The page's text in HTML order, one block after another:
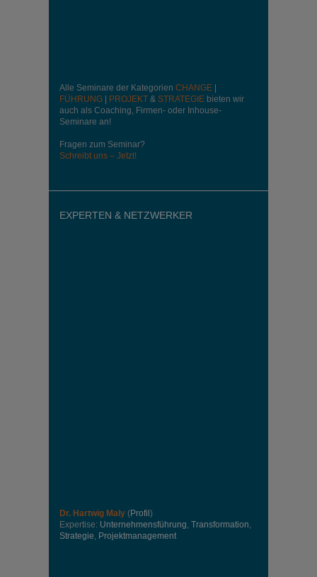
Alle Seminare der Kategorien CHANGE
FÜHRUNG
PROJEKT & STRATEGIE bieten wir
auch als Coaching, Firmen- oder Inhouse-
Seminare an!
Fragen zum Seminar?
Schreibt uns – Jetzt!
EXPERTEN & NETZWERKER
Dr. Hartwig Maly (Profil )
Expertise: Unternehmensführung, Transformation,
Strategie, Projektmanagement